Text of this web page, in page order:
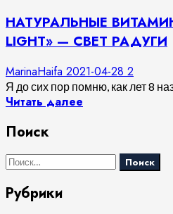
НАТУРАЛЬНЫЕ
LIGHT» — СВЕТ РАДУГИ
MarinaHaifa 2021-04-28 2
Я до сих пор помню, как лет 8
Читать далее
Поиск
Найти:
Рубрики